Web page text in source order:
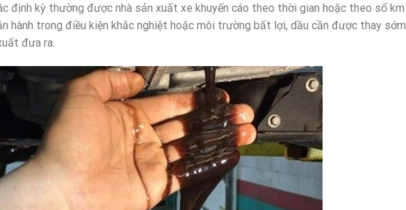
định kỳ thường được nhà sản xuất xe khuyến cáo theo thời gian hoặc theo số km
hành trong điều kiện khắc nghiệt hoặc môi trường bất lợi, dầu cần được thay
đưa ra.